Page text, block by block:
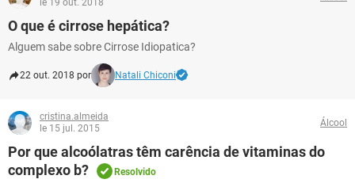
le 19 out. 2018
O que é cirrose hepática?
Alguem sabe sobre Cirrose Idiopatica?
22 out. 2018 por Natali Chiconi
cristina.almeida
le 15 jul. 2015
Álcool
Por que alcoólatras têm carência de vitaminas do
complexo b?
Resolvido